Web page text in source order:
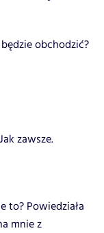
obchodzić?
zawsze.
to? Powiedziała
mnie z